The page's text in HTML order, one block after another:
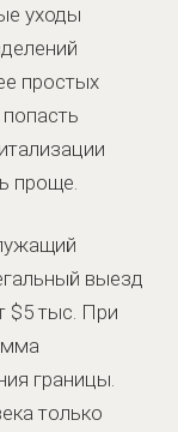
уходы
простых
проще.
выезд
$5 тыс. При
границы.
только